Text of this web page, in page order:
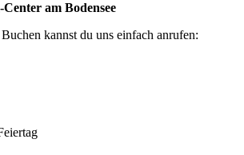
am Bodensee
kannst du uns einfach anrufen: